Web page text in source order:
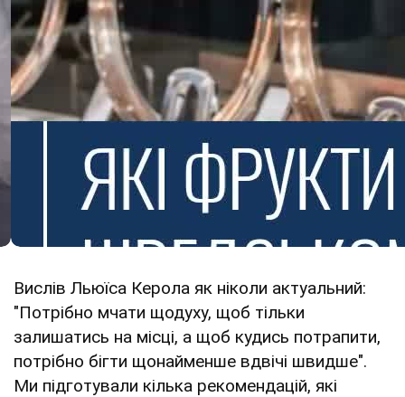
Вислів Льюїса Керола як ніколи актуальний:
"Потрібно мчати щодуху, щоб тільки
залишатись на місці, а щоб кудись потрапити,
потрібно бігти щонайменше вдвічі швидше".
Ми підготували кілька рекомендацій, які